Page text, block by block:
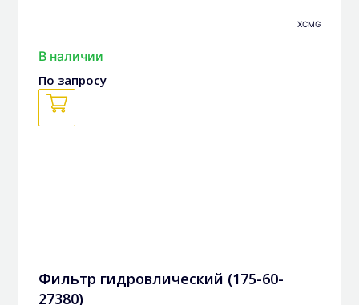
XCMG
В наличии
По запросу
Фильтр гидровлический (175-60-
27380)